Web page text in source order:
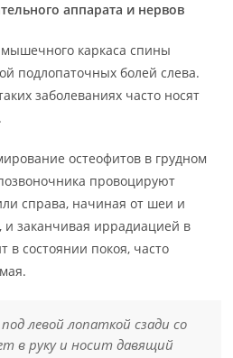
аппарата и нервов
каркаса спины
подлопаточных болей слева.
заболеваниях часто носят
остеофитов в грудном
провоцируют
справа, начиная от шеи и
и заканчивая иррадиацией в
в состоянии покоя, часто
левой лопаткой сзади со
в руку и носит давящий